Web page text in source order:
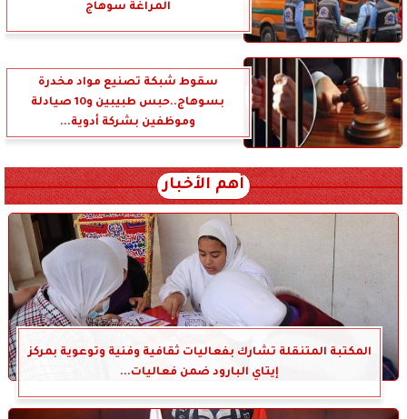
المراغة سوهاج
سقوط شبكة تصنيع مواد مخدرة
بسوهاج..حبس طبيبين و10 صيادلة
وموظفين بشركة أدوية...
أهم الأخبار
المكتبة المتنقلة تشارك بفعاليات ثقافية وفنية وتوعوية بمركز
إيتاي البارود ضمن فعاليات...